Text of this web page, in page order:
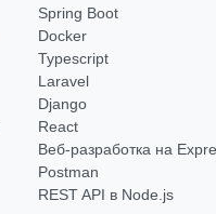
Spring Boot
Docker
Typescript
Laravel
Django
React
Веб-разработка на
Postman
REST API в Node.js